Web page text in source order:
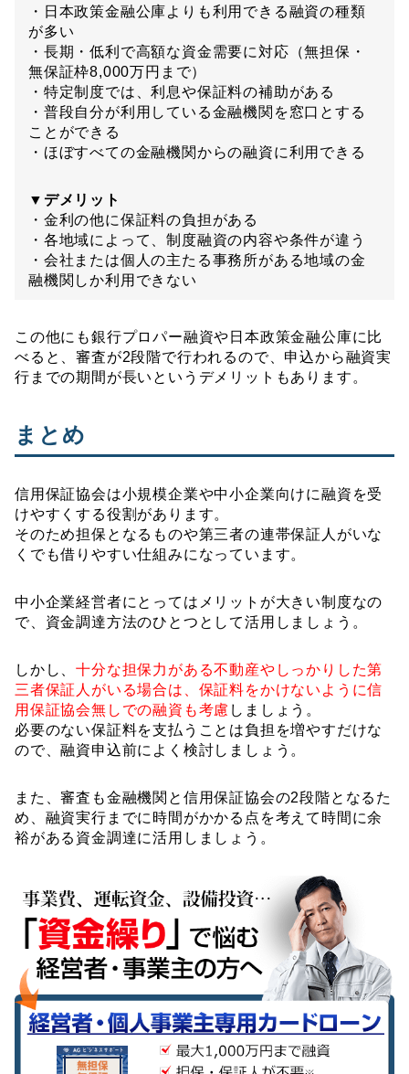
・日本政策金融公庫よりも利用できる融資の種類
が多い
・長期・低利で高額な資金需要に対応（無担保・
無保証枠8,000万円まで）
・特定制度では、利息や保証料の補助がある
・普段自分が利用している金融機関を窓口とする
ことができる
・ほぼすべての金融機関からの融資に利用できる
▼デメリット
・金利の他に保証料の負担がある
・各地域によって、制度融資の内容や条件が違う
・会社または個人の主たる事務所がある地域の金
融機関しか利用できない
この他にも銀行プロパー融資や日本政策金融公庫に比
べると、審査が2段階で行われるので、申込から融資実
行までの期間が長いというデメリットもあります。
まとめ
信用保証協会は小規模企業や中小企業向けに融資を受
けやすくする役割があります。
そのため担保となるものや第三者の連帯保証人がいな
くでも借りやすい仕組みになっています。
中小企業経営者にとってはメリットが大きい制度なの
で、資金調達方法のひとつとして活用しましょう。
しかし、十分な担保力がある不動産やしっかりした第
三者保証人がいる場合は、保証料をかけないように信
用保証協会無しでの融資も考慮 しましょう。
必要のない保証料を支払うことは負担を増やすだけな
ので、融資申込前によく検討しましょう。
また、審査も金融機関と信用保証協会の2段階となるた
め、融資実行までに時間がかかる点を考えて時間に余
裕がある資金調達に活用しましょう。